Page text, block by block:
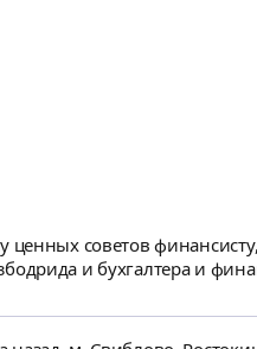
ценных советов
и бухгалтера и